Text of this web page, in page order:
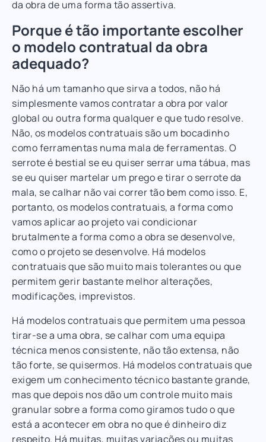
da obra de uma forma tão assertiva.
Porque é tão importante escolher
o modelo contratual da obra
adequado?
Não há um tamanho que sirva a todos, não há
simplesmente vamos contratar a obra por valor
global ou outra forma qualquer e que tudo resolve.
Não, os modelos contratuais são um bocadinho
como ferramentas numa mala de ferramentas. O
serrote é bestial se eu quiser serrar uma tábua, mas
se eu quiser martelar um prego e tirar o serrote da
mala, se calhar não vai correr tão bem como isso. E,
portanto, os modelos contratuais, a forma como
vamos aplicar ao projeto vai condicionar
brutalmente a forma como a obra se desenvolve,
como o projeto se desenvolve. Há modelos
contratuais que são muito mais tolerantes ou que
permitem gerir bastante melhor alterações,
modificações, imprevistos.
Há modelos contratuais que permitem uma pessoa
tirar-se a uma obra, se calhar com uma equipa
técnica menos consistente, não tão extensa, não
tão forte, se quisermos. Há modelos contratuais que
exigem um conhecimento técnico bastante grande,
mas que depois nos dão um controle muito mais
granular sobre a forma como giramos tudo o que
está a acontecer em obra no que é dinheiro diz
respeito. Há muitas, muitas variações ou muitas